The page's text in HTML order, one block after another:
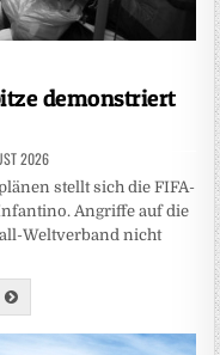
demonstriert
2026
stellt sich die FIFA-
Angriffe auf die
Weltverband nicht